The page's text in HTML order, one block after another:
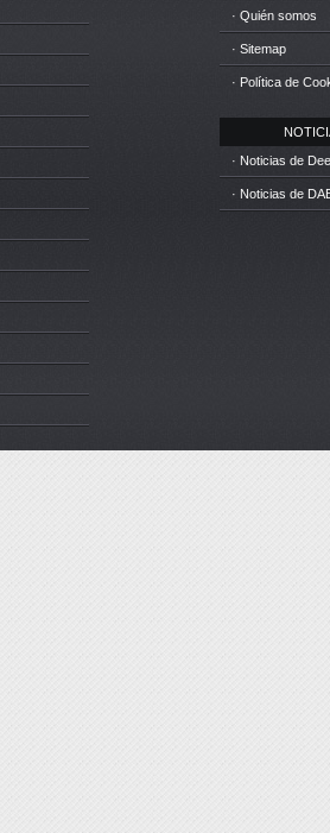
· Quién somos
· Sitemap
· Política de
· Noticias de
· Noticias de